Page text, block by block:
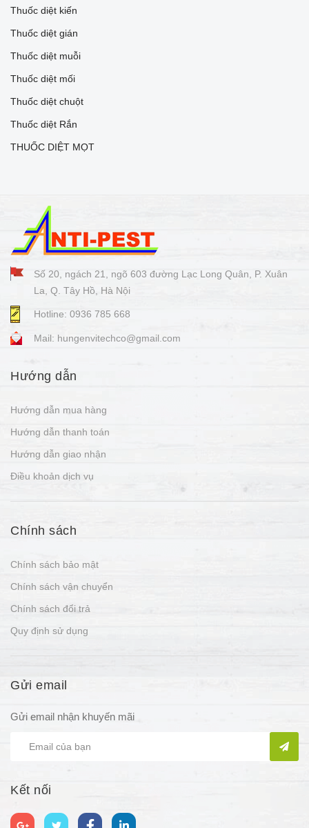
Thuốc diệt kiến
Thuốc diệt gián
Thuốc diệt muỗi
Thuốc diệt mối
Thuốc diệt chuột
Thuốc diệt Rắn
THUỐC DIỆT MỌT
Số 20, ngách 21, ngõ 603 đường Lạc Long Quân, P. Xuân
La, Q. Tây Hồ, Hà Nội
Hotline: 0936 785 668
Mail: hungenvitechco@gmail.com
Hướng dẫn
Hướng dẫn mua hàng
Hướng dẫn thanh toán
Hướng dẫn giao nhận
Điều khoản dịch vụ
Chính sách
Chính sách bảo mật
Chính sách vận chuyển
Chính sách đổi trả
Quy định sử dụng
Gửi email
Gửi email nhận khuyến mãi
Kết nối